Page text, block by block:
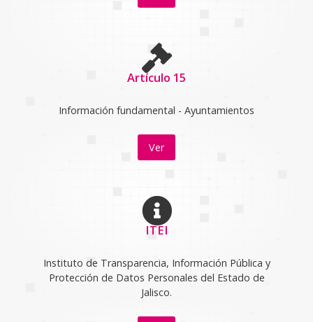
Artículo 15
Información fundamental - Ayuntamientos
Ver
ITEI
Instituto de Transparencia, Información Pública y
Protección de Datos Personales del Estado de
Jalisco.